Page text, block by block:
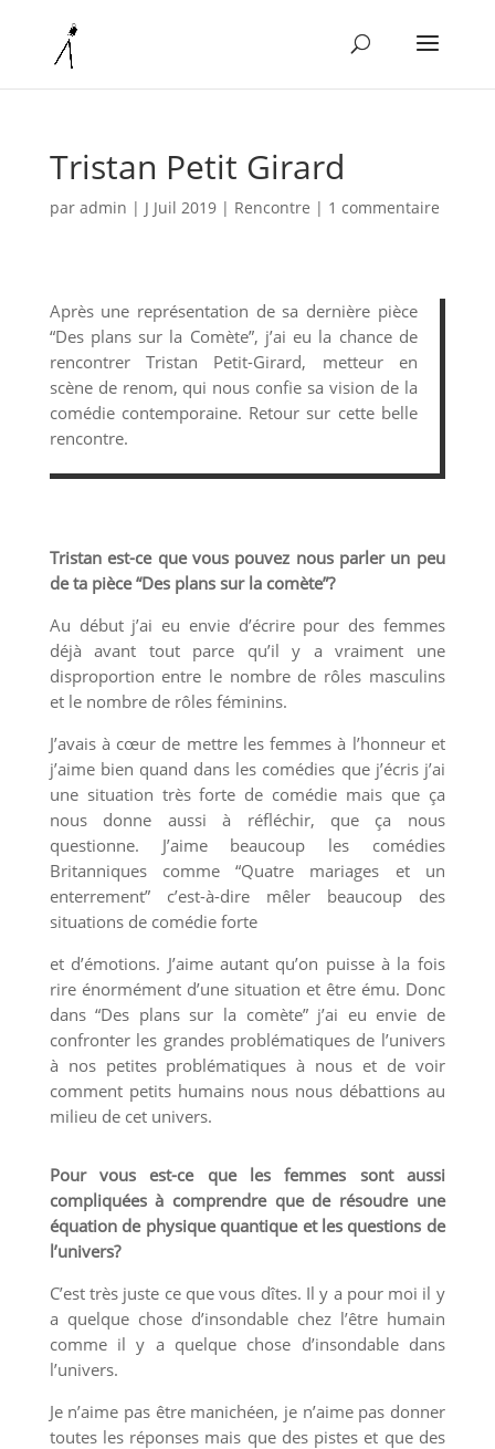
Tristan Petit Girard
par admin | J Juil 2019| Rencontre | 1 commentaire
Après une représentation de sa dernière pièce
“Des plans sur la Comète”, j’ai eu la chance de
rencontrer Tristan Petit-Girard, metteur en
scène de renom, qui nous confie sa vision de la
comédie contemporaine. Retour sur cette belle
rencontre.
Tristan est-ce que vous pouvez nous parler un peu
de ta pièce “Des plans sur la comète”?
Au début j’ai eu envie d’écrire pour des femmes
déjà avant tout parce qu’il y a vraiment une
disproportion entre le nombre de rôles masculins
et le nombre de rôles féminins.
J’avais à cœur de mettre les femmes à l’honneur et
j’aime bien quand dans les comédies que j’écris j’ai
une situation très forte de comédie mais que ça
nous donne aussi à réfléchir, que ça nous
questionne. J’aime beaucoup les comédies
Britanniques comme “Quatre mariages et un
enterrement” c’est-à-dire mêler beaucoup des
situations de comédie forte
et d’émotions. J’aime autant qu’on puisse à la fois
rire énormément d’une situation et être ému. Donc
dans “Des plans sur la comète” j’ai eu envie de
confronter les grandes problématiques de l’univers
à nos petites problématiques à nous et de voir
comment petits humains nous nous débattions au
milieu de cet univers.
Pour vous est-ce que les femmes sont aussi
compliquées à comprendre que de résoudre une
équation de physique quantique et les questions de
l’univers?
C’est très juste ce que vous dîtes. Il y a pour moi il y
a quelque chose d’insondable chez l’être humain
comme il y a quelque chose d’insondable dans
l’univers.
Je n’aime pas être manichéen, je n’aime pas donner
toutes les réponses mais que des pistes et que des